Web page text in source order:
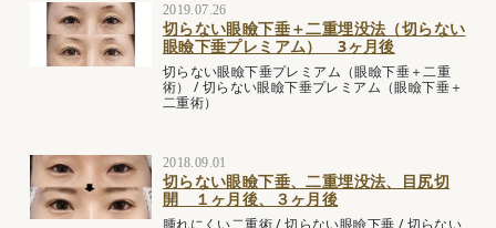
2019.07.26
切らない眼瞼下垂＋二重埋没法（切らない
眼瞼下垂プレミアム） 3ヶ月後
切らない眼瞼下垂プレミアム（眼瞼下垂＋二重
術）
/切らない眼瞼下垂プレミアム（眼瞼下垂＋
二重術）
2018.09.01
切らない眼瞼下垂、二重埋没法、目尻切
開 １ヶ月後、３ヶ月後
腫れにくい二重術/切らない眼瞼下垂 /切らない